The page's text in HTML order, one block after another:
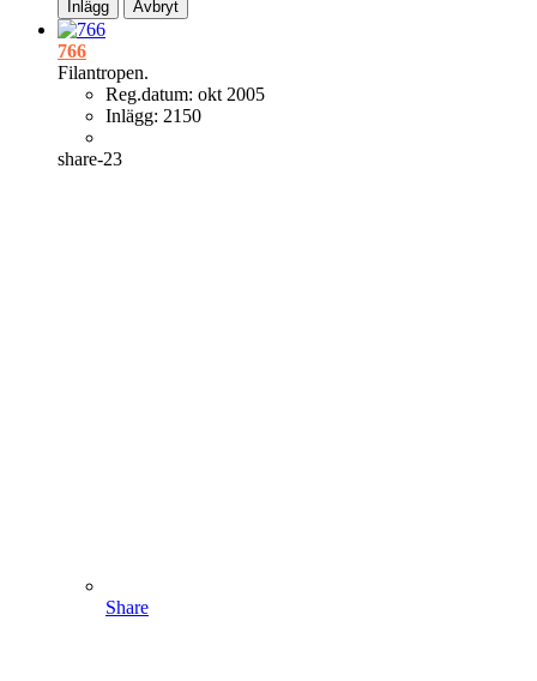
Inlägg Avbryt
766
Filantropen.
Reg.datum: okt 2005
Inlägg: 2150
share-23
Share